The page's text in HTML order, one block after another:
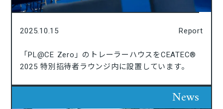
2025.10.15 Report
「PL@CE Zero」のトレーラーハウスをCEATEC®
2025 特別招待者ラウンジ内に設置しています。
News